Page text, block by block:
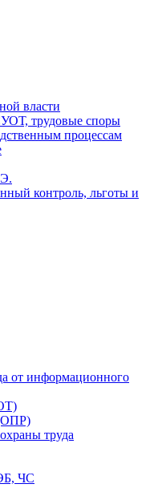
власти
трудовые споры
процессам
контроль, льготы и
от информационного
труда
ЧС